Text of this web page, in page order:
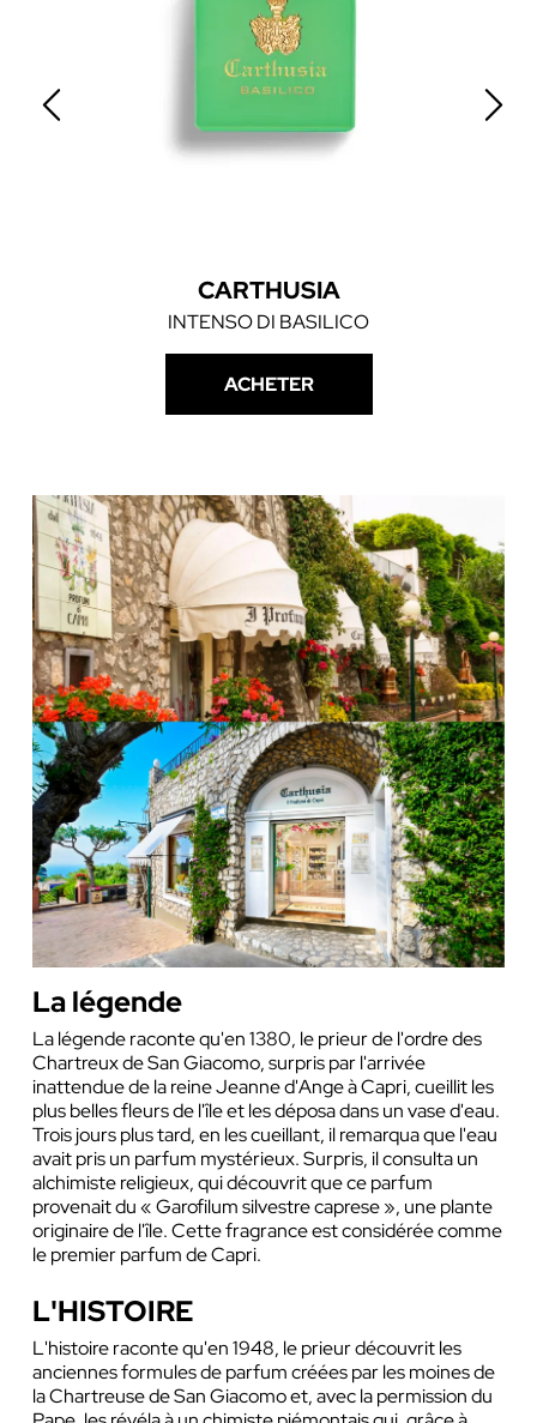
CARTHUSIA
INTENSO DI BASILICO
ACHETER
La légende
La légende raconte qu'en 1380, le prieur de l'ordre des
Chartreux de San Giacomo, surpris par l'arrivée
inattendue de la reine Jeanne d'Ange à Capri, cueillit les
plus belles fleurs de l'île et les déposa dans un vase d'eau.
Trois jours plus tard, en les cueillant, il remarqua que l'eau
avait pris un parfum mystérieux. Surpris, il consulta un
alchimiste religieux, qui découvrit que ce parfum
provenait du « Garofilum silvestre caprese », une plante
originaire de l'île. Cette fragrance est considérée comme
le premier parfum de Capri.
L'HISTOIRE
L'histoire raconte qu'en 1948, le prieur découvrit les
anciennes formules de parfum créées par les moines de
la Chartreuse de San Giacomo et, avec la permission du